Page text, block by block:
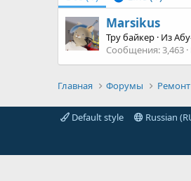
Marsikus
Тру байкер · Из
Сообщения 3,463
Главная Форумы Ремонт
Default style Russian